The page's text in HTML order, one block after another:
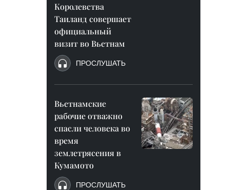
Королевства
Таиланд совершает
официальный
визит во Вьетнам
ПРОСЛУШАТЬ
Вьетнамские
рабочие отважно
спасли человека во
время
землетрясения в
Кумамото
ПРОСЛУШАТЬ